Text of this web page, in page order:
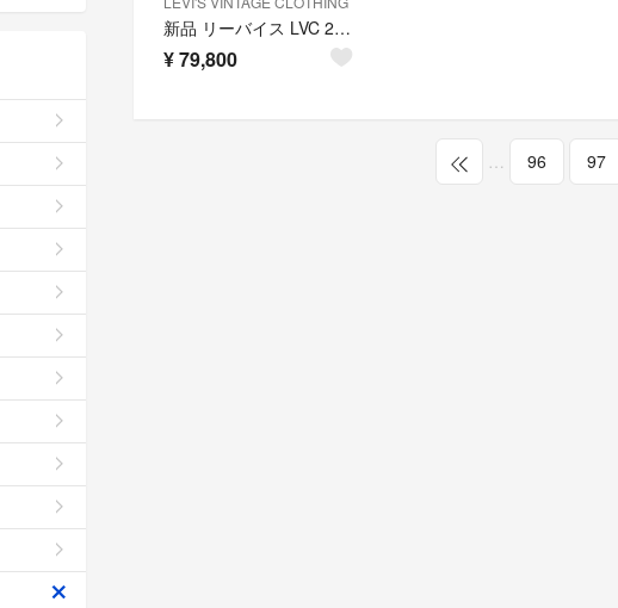
新品 リーバイス LVC 201 限定 ジーンズ トートバッグ付 シンチバック
¥79,800
… 96 97